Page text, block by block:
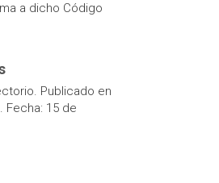
a dicho Código
Publicado en
Fecha: 15 de